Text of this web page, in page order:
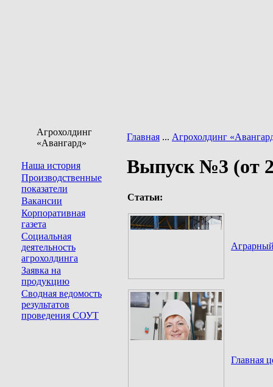
Агрохолдинг
«Авангард»
Наша история
Производственные
показатели
Вакансии
Корпоративная
газета
Социальная
деятельность
агрохолдинга
Заявка на
продукцию
Сводная ведомость
результатов
проведения СОУТ
Главная ... Агрохолдинг
Выпуск №3 (от
Статьи:
Главная